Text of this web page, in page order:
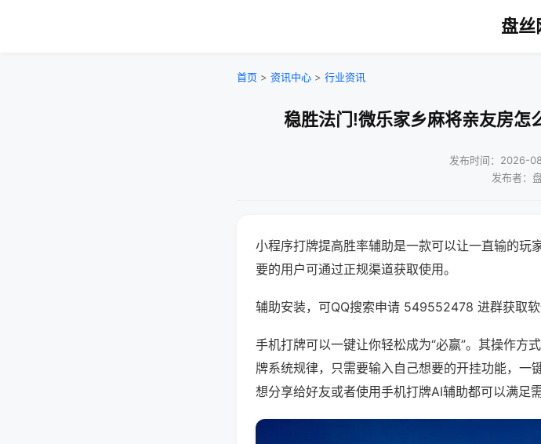
盘丝
首页 > 资讯中心 > 行业资讯
稳胜法门!微乐家乡麻将亲友房怎
发布时间：2026-
发布者：
小程序打牌提高胜率辅助是一款可以让一直输的玩
要的用户可通过正规渠道获取使用。
辅助安装，可QQ搜索申请 549552478 进群获取
手机打牌可以一键让你轻松成为“必赢”。其操作方
牌系统规律，只需要输入自己想要的开挂功能，一
想分享给好友或者使用手机打牌AI辅助都可以满足需